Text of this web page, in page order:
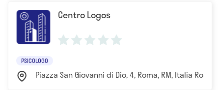
Centro Logos
PSICOLOGO
Piazza San Giovanni di Dio, 4, Roma, RM, Italia Roma